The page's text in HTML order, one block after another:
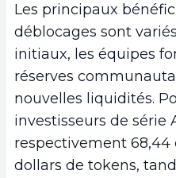
Les principaux
déblocages sont
initiaux, les équipes
réserves
nouvelles liquidités.
investisseurs de série
respectivement 68,44
dollars de tokens,